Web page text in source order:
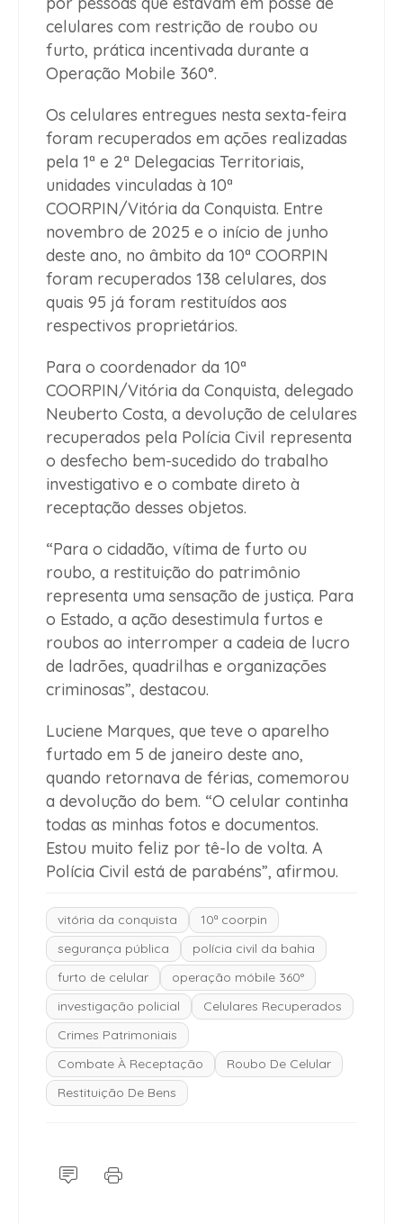
celulares com restrição de roubo ou
furto, prática incentivada durante a
Operação Mobile 360°.
Os celulares entregues nesta sexta-feira
foram recuperados em ações realizadas
pela 1ª e 2ª Delegacias Territoriais,
unidades vinculadas à 10ª
COORPIN/Vitória da Conquista. Entre
novembro de 2025 e o início de junho
deste ano, no âmbito da 10ª COORPIN
foram recuperados 138 celulares, dos
quais 95 já foram restituídos aos
respectivos proprietários.
Para o coordenador da 10ª
COORPIN/Vitória da Conquista, delegado
Neuberto Costa, a devolução de celulares
recuperados pela Polícia Civil representa
o desfecho bem-sucedido do trabalho
investigativo e o combate direto à
receptação desses objetos.
“Para o cidadão, vítima de furto ou
roubo, a restituição do patrimônio
representa uma sensação de justiça. Para
o Estado, a ação desestimula furtos e
roubos ao interromper a cadeia de lucro
de ladrões, quadrilhas e organizações
criminosas”, destacou.
Luciene Marques, que teve o aparelho
furtado em 5 de janeiro deste ano,
quando retornava de férias, comemorou
a devolução do bem. “O celular continha
todas as minhas fotos e documentos.
Estou muito feliz por tê-lo de volta. A
Polícia Civil está de parabéns”, afirmou.
vitória da conquista
10ª coorpin
segurança pública
polícia civil da bahia
furto de celular
operação móbile 360°
investigação policial
Celulares Recuperados
Crimes Patrimoniais
Combate À Receptação
Roubo De Celular
Restituição De Bens